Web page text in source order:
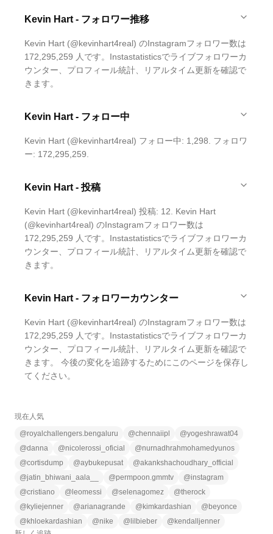
Kevin Hart - フォロワー推移
Kevin Hart (@kevinhart4real) のInstagramフォロワー数は
172,295,259 人です。Instastatisticsでライブフォロワーカ
ウンター、プロフィール統計、リアルタイム更新を確認で
きます。
Kevin Hart - フォロー中
Kevin Hart (@kevinhart4real) フォロー中: 1,298. フォロワ
ー: 172,295,259.
Kevin Hart - 投稿
Kevin Hart (@kevinhart4real) 投稿: 12. Kevin Hart
(@kevinhart4real) のInstagramフォロワー数は
172,295,259 人です。Instastatisticsでライブフォロワーカ
ウンター、プロフィール統計、リアルタイム更新を確認で
きます。
Kevin Hart - フォロワーカウンター
Kevin Hart (@kevinhart4real) のInstagramフォロワー数は
172,295,259 人です。Instastatisticsでライブフォロワーカ
ウンター、プロフィール統計、リアルタイム更新を確認で
きます。 今後の変化を追跡するためにこのページを保存し
てください。
現在人気
@royalchallengers.bengaluru @chennaiipl @yogeshrawat04
@danna @nicolerossi_oficial @nurnadhrahmohamedyunos
@cortisdump @aybukepusat @akankshachoudhary_official
@jatin_bhiwani_aala__ @permpoon.gmmtv @instagram
@cristiano @ leomessi @selenagomez @therock
@ kyliejenner @arianagrande @ kimkardashian @ beyonce
@ khloekardashian @nike @ lilbieber @ kendalljenner